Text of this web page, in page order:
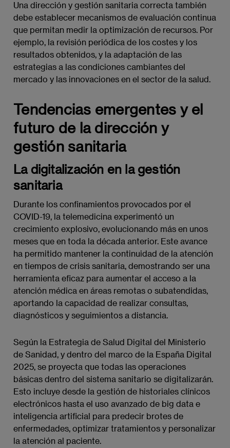
Una dirección y gestión sanitaria correcta también
debe establecer mecanismos de evaluación continua
que permitan medir la optimización de recursos. Por
ejemplo, la revisión periódica de los costes y los
resultados obtenidos, y la adaptación de las
estrategias a las condiciones cambiantes del
mercado y las innovaciones en el sector de la salud.
Tendencias emergentes y el
futuro de la dirección y
gestión sanitaria
La digitalización en la gestión
sanitaria
Durante los confinamientos provocados por el
COVID-19, la telemedicina experimentó un
crecimiento explosivo, evolucionando más en unos
meses que en toda la década anterior. Este avance
ha permitido mantener la continuidad de la atención
en tiempos de crisis sanitaria, demostrando ser una
herramienta eficaz para aumentar el acceso a la
atención médica en áreas remotas o subatendidas,
aportando la capacidad de realizar consultas,
diagnósticos y seguimientos a distancia.
Según la Estrategia de Salud Digital del Ministerio
de Sanidad, y dentro del marco de la España Digital
2025, se proyecta que todas las operaciones
básicas dentro del sistema sanitario se digitalizarán.
Esto incluye desde la gestión de historiales clínicos
electrónicos hasta el uso avanzado de big data e
inteligencia artificial para predecir brotes de
enfermedades, optimizar tratamientos y personalizar
la atención al paciente.